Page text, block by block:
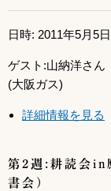
日時: 2011年5月5日
ゲスト:山納洋さん
(大阪ガス)
詳細情報を見る
第2週:耕読会in
書会)